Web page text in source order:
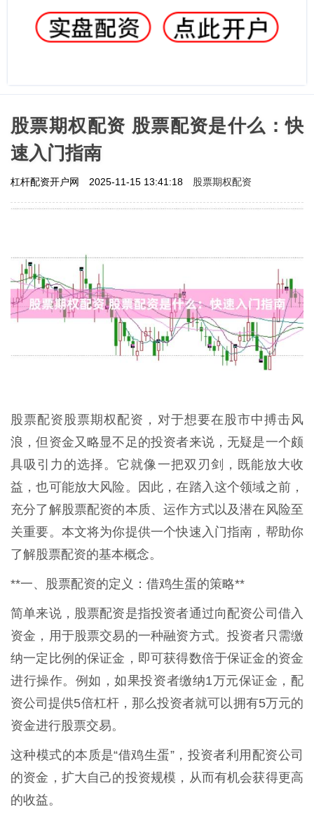
股票期权配资 股票配资是什么：快
速入门指南
杠杆配资开户网 2025-11-15 13:41:18 股票期权配资
股票配资股票期权配资，对于想要在股市中搏击风
浪，但资金又略显不足的投资者来说，无疑是一个颇
具吸引力的选择。它就像一把双刃剑，既能放大收
益，也可能放大风险。因此，在踏入这个领域之前，
充分了解股票配资的本质、运作方式以及潜在风险至
关重要。本文将为你提供一个快速入门指南，帮助你
了解股票配资的基本概念。
**一、股票配资的定义：借鸡生蛋的策略**
简单来说，股票配资是指投资者通过向配资公司借入
资金，用于股票交易的一种融资方式。投资者只需缴
纳一定比例的保证金，即可获得数倍于保证金的资金
进行操作。例如，如果投资者缴纳1万元保证金，配
资公司提供5倍杠杆，那么投资者就可以拥有5万元的
资金进行股票交易。
这种模式的本质是“借鸡生蛋”，投资者利用配资公司
的资金，扩大自己的投资规模，从而有机会获得更高
的收益。